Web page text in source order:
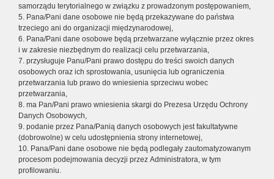
samorządu terytorialnego w związku z prowadzonym postępowaniem,
5. Pana/Pani dane osobowe nie będą przekazywane do państwa
trzeciego ani do organizacji międzynarodowej,
6. Pana/Pani dane osobowe będą przetwarzane wyłącznie przez okres
i w zakresie niezbędnym do realizacji celu przetwarzania,
7. przysługuje Panu/Pani prawo dostępu do treści swoich danych
osobowych oraz ich sprostowania, usunięcia lub ograniczenia
przetwarzania lub prawo do wniesienia sprzeciwu wobec
przetwarzania,
8. ma Pan/Pani prawo wniesienia skargi do Prezesa Urzędu Ochrony
Danych Osobowych,
9. podanie przez Pana/Panią danych osobowych jest fakultatywne
(dobrowolne) w celu udostępnienia strony internetowej,
10. Pana/Pani dane osobowe nie będą podlegały zautomatyzowanym
procesom podejmowania decyzji przez Administratora, w tym
profilowaniu.